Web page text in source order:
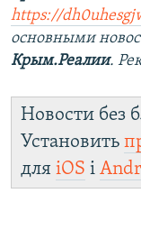
https://
основными
Крым.Реалии.
Новости без
Установить
для iOS і